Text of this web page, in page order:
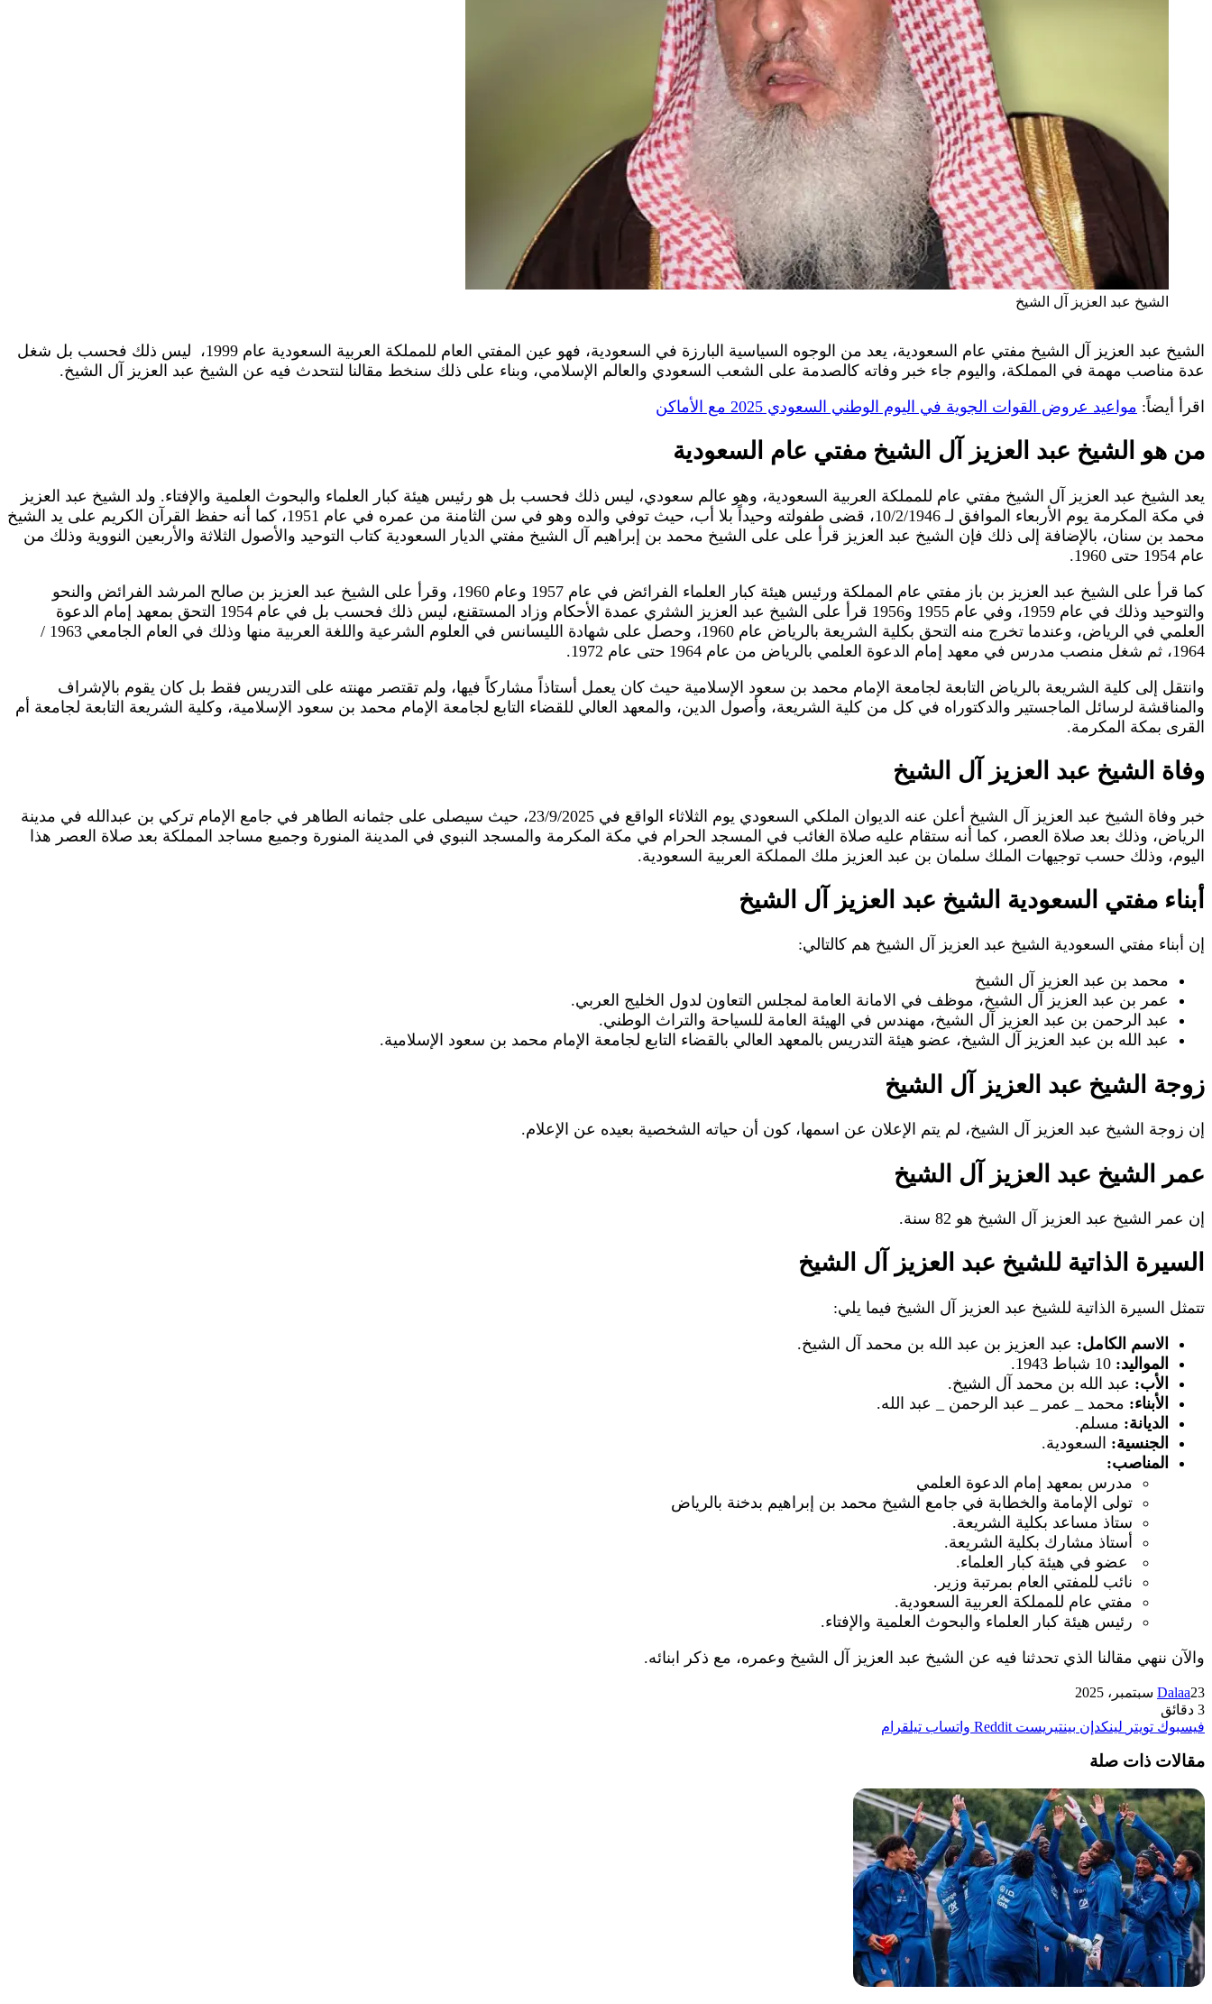
الشيخ عبد العزيز آل الشيخ
الشيخ عبد العزيز آل الشيخ مفتي عام السعودية، يعد من الوجوه السياسية البارزة في السعودية، فهو عين المفتي العام للمملكة العربية السعودية عام 1999، ليس ذلك فحسب بل شغل
عدة مناصب مهمة في المملكة، واليوم جاء خبر وفاته كالصدمة على الشعب السعودي والعالم الإسلامي، وبناء على ذلك سنخط مقالنا لنتحدث فيه عن الشيخ عبد العزيز آل الشيخ.
اقرأ أيضاً: مواعيد عروض القوات الجوية في اليوم الوطني السعودي 2025 مع الأماكن
‏من هو الشيخ عبد العزيز آل الشيخ مفتي عام السعودية
يعد الشيخ عبد العزيز آل الشيخ مفتي عام للمملكة العربية السعودية، وهو عالم سعودي، ليس ذلك فحسب بل هو رئيس هيئة كبار العلماء والبحوث العلمية والإفتاء. ولد الشيخ عبد العزيز
في مكة المكرمة يوم الأربعاء الموافق لـ 10/2/1946، قضى طفولته وحيداً بلا أب، حيث توفي والده وهو في سن الثامنة من عمره في عام 1951، كما أنه حفظ القرآن الكريم على يد الشيخ
محمد بن سنان، بالإضافة إلى ذلك فإن الشيخ عبد العزيز قرأ على على الشيخ محمد بن إبراهيم آل الشيخ مفتي الديار السعودية كتاب التوحيد والأصول الثلاثة والأربعين النووية وذلك من
عام 1954 حتى 1960.
كما قرأ على الشيخ عبد العزيز بن باز مفتي عام المملكة ورئيس هيئة كبار العلماء الفرائض في عام 1957 وعام 1960، وقرأ على الشيخ عبد العزيز بن صالح المرشد الفرائض والنحو
والتوحيد وذلك في عام 1959، وفي عام 1955 و1956 قرأ على الشيخ عبد العزيز الشثري عمدة الأحكام وزاد المستقنع، ليس ذلك فحسب بل في عام 1954 التحق بمعهد إمام الدعوة
العلمي في الرياض، وعندما تخرج منه التحق بكلية الشريعة بالرياض عام 1960، وحصل على شهادة الليسانس في العلوم الشرعية واللغة العربية منها وذلك في العام الجامعي 1963 /
1964، ثم شغل منصب مدرس في معهد إمام الدعوة العلمي بالرياض من عام 1964 حتى عام 1972.
وانتقل إلى كلية الشريعة بالرياض التابعة لجامعة الإمام محمد بن سعود الإسلامية حيث كان يعمل أستاذاً مشاركاً فيها، ولم تقتصر مهنته على التدريس فقط بل كان يقوم بالإشراف
والمناقشة لرسائل الماجستير والدكتوراه في كل من كلية الشريعة، وأصول الدين، والمعهد العالي للقضاء التابع لجامعة الإمام محمد بن سعود الإسلامية، وكلية الشريعة التابعة لجامعة أم
القرى بمكة المكرمة.
وفاة الشيخ عبد العزيز آل الشيخ
خبر وفاة الشيخ عبد العزيز آل الشيخ أعلن عنه الديوان الملكي السعودي يوم الثلاثاء الواقع في 23/9/2025، حيث سيصلى على جثمانه الطاهر في جامع الإمام تركي بن عبدالله في مدينة
الرياض، وذلك بعد صلاة العصر، كما أنه ستقام عليه صلاة الغائب في المسجد الحرام في ‏مكة المكرمة والمسجد النبوي في المدينة المنورة وجميع مساجد المملكة ‏بعد صلاة العصر هذا
اليوم، وذلك حسب توجيهات الملك سلمان بن عبد العزيز ملك المملكة العربية السعودية.
أبناء مفتي السعودية الشيخ عبد العزيز آل الشيخ
إن أبناء مفتي السعودية الشيخ عبد العزيز آل الشيخ هم كالتالي:
محمد بن عبد العزيز آل الشيخ
عمر بن عبد العزيز آل الشيخ، موظف في الامانة العامة لمجلس التعاون لدول الخليج العربي.
عبد الرحمن بن عبد العزيز آل الشيخ، مهندس في الهيئة العامة للسياحة والتراث الوطني.
عبد الله بن عبد العزيز آل الشيخ، عضو هيئة التدريس بالمعهد العالي بالقضاء التابع لجامعة الإمام محمد بن سعود الإسلامية.
زوجة الشيخ عبد العزيز آل الشيخ
إن زوجة الشيخ عبد العزيز آل الشيخ، لم يتم الإعلان عن اسمها، كون أن حياته الشخصية بعيده عن الإعلام.
عمر الشيخ عبد العزيز آل الشيخ
إن عمر الشيخ عبد العزيز آل الشيخ هو 82 سنة.
السيرة الذاتية للشيخ عبد العزيز آل الشيخ
تتمثل السيرة الذاتية للشيخ عبد العزيز آل الشيخ فيما يلي:
الاسم الكامل: عبد العزيز بن عبد الله بن محمد آل الشيخ.
المواليد: 10 شباط 1943.
الأب: عبد الله بن محمد آل الشيخ.
الأبناء: محمد _ عمر _ عبد الرحمن _ عبد الله.
الديانة: مسلم.
الجنسية: السعودية.
المناصب:
مدرس بمعهد إمام الدعوة العلمي
تولى الإمامة والخطابة في جامع الشيخ محمد بن إبراهيم بدخنة بالرياض
ستاذ مساعد بكلية الشريعة.
أستاذ مشارك بكلية الشريعة.
عضو في هيئة كبار العلماء.
نائب للمفتي العام بمرتبة وزير.
مفتي عام للمملكة العربية السعودية.
رئيس هيئة كبار العلماء والبحوث العلمية والإفتاء.
والآن ننهي مقالنا الذي تحدثنا فيه عن الشيخ عبد العزيز آل الشيخ وعمره، مع ذكر ابنائه.
Dalaa23 سبتمبر، 2025
3 دقائق
فيسبوك تويتر لينكدإن بينتيريست واتساب تيلقرام
مقالات ذات صلة